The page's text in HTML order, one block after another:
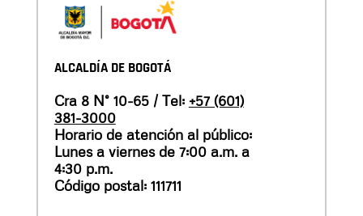
ALCALDÍA DE BOGOTÁ
Cra 8 N° 10-65 / Tel: +57 (601)
381-3000
Horario de atención al público:
Lunes a viernes de 7:00 a.m. a
4:30 p.m.
Código postal: 111711